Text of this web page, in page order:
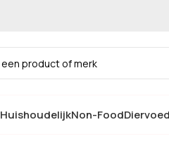
Gratis afhalen in
HuishoudelijkNon-Food